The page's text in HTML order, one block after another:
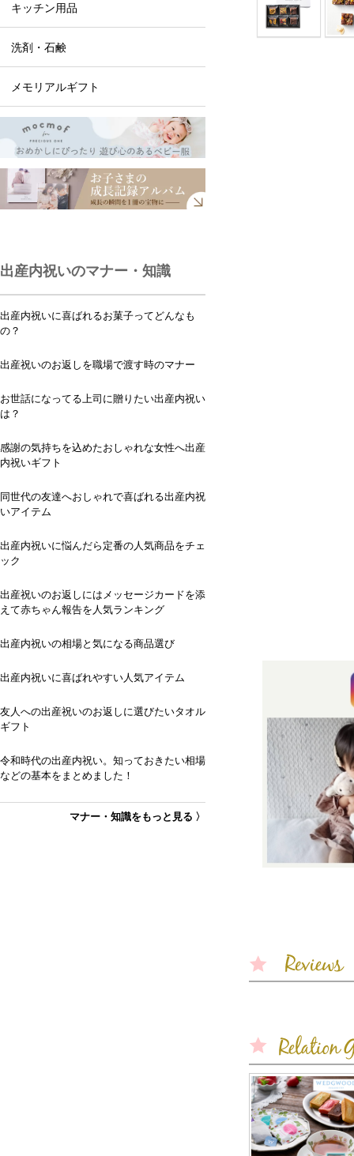
キッチン用品
洗剤・石鹸
メモリアルギフト
出産内祝いのマナー・知識
出産内祝いに喜ばれるお菓子ってどんなも
の？
出産祝いのお返しを職場で渡す時のマナー
お世話になってる上司に贈りたい出産内祝い
は？
感謝の気持ちを込めたおしゃれな女性へ出産
内祝いギフト
同世代の友達へおしゃれで喜ばれる出産内祝
いアイテム
出産内祝いに悩んだら定番の人気商品をチェ
ック
出産祝いのお返しにはメッセージカードを添
えて赤ちゃん報告を人気ランキング
出産内祝いの相場と気になる商品選び
出産内祝いに喜ばれやすい人気アイテム
友人への出産祝いのお返しに選びたいタオル
ギフト
令和時代の出産内祝い。知っておきたい相場
などの基本をまとめました！
マナー・知識をもっと見る 〉